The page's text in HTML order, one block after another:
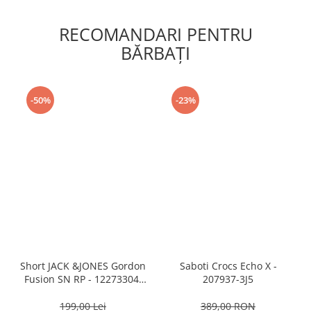
RECOMANDARI PENTRU
BĂRBAŢI
-50%
Short JACK &JONES Gordon
Fusion SN RP - 12273304-
199,00 Lei
-23%
Saboti Crocs Echo X -
207937-3J5
389,00 RON